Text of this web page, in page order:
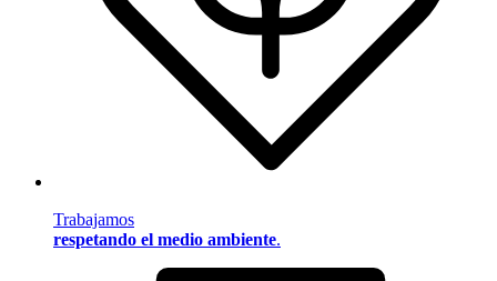
Trabajamos
respetando el medio ambiente.